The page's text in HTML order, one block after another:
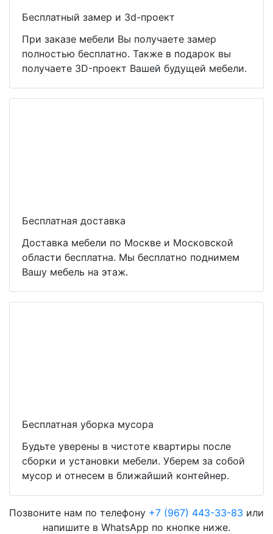
Бесплатный замер и 3d-проект
При заказе мебели Вы получаете замер
полностью бесплатно. Также в подарок вы
получаете 3D-проект Вашей будущей мебели.
Бесплатная доставка
Доставка мебели по Москве и Московской
области бесплатна. Мы бесплатно поднимем
Вашу мебель на этаж.
Бесплатная уборка мусора
Будьте уверены в чистоте квартиры после
сборки и установки мебели. Уберем за собой
мусор и отнесем в ближайший контейнер.
Позвоните нам по телефону +7 (967) 443-33-83 или
напишите в WhatsApp по кнопке ниже.